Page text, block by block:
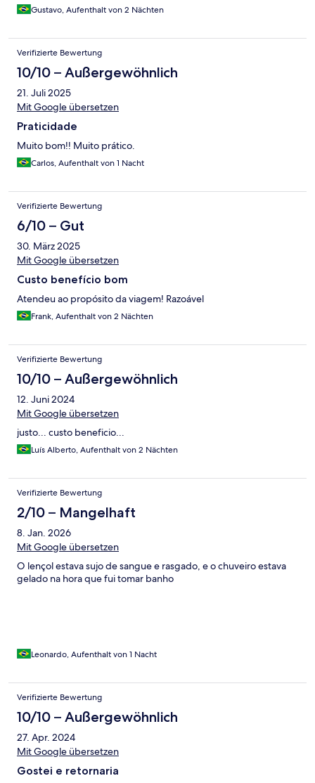
Gustavo, Aufenthalt von 2 Nächten
Verifizierte Bewertung
10/10 – Außergewöhnlich
21. Juli 2025
Mit Google übersetzen
Praticidade
Muito bom!! Muito prático.
Carlos, Aufenthalt von 1 Nacht
Verifizierte Bewertung
6/10 – Gut
30. März 2025
Mit Google übersetzen
Custo benefício bom
Atendeu ao propósito da viagem! Razoável
Frank, Aufenthalt von 2 Nächten
Verifizierte Bewertung
10/10 – Außergewöhnlich
12. Juni 2024
Mit Google übersetzen
justo... custo beneficio...
Luís Alberto, Aufenthalt von 2 Nächten
Verifizierte Bewertung
2/10 – Mangelhaft
8. Jan. 2026
Mit Google übersetzen
O lençol estava sujo de sangue e rasgado, e o chuveiro estava
gelado na hora que fui tomar banho
Leonardo, Aufenthalt von 1 Nacht
Verifizierte Bewertung
10/10 – Außergewöhnlich
27. Apr. 2024
Mit Google übersetzen
Gostei e retornaria